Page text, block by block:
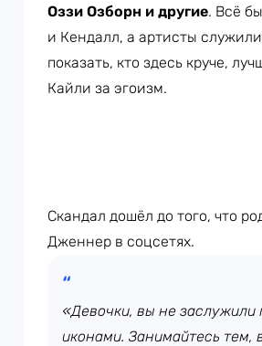
Оззи Озборн и другие. Всё
и Кендалл, а артисты
показать, кто здесь круче,
Кайли за эгоизм.
Скандал дошёл до того, что
Дженнер в соцсетях.
«Девочки, вы не
иконами. Занимайтесь тем,